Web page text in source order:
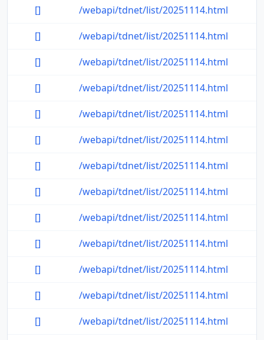
[]
/webapi/tdnet/list/20251114.html
[]
/webapi/tdnet/list/20251114.html
[]
/webapi/tdnet/list/20251114.html
[]
/webapi/tdnet/list/20251114.html
[]
/webapi/tdnet/list/20251114.html
[]
/webapi/tdnet/list/20251114.html
[]
/webapi/tdnet/list/20251114.html
[]
/webapi/tdnet/list/20251114.html
[]
/webapi/tdnet/list/20251114.html
[]
/webapi/tdnet/list/20251114.html
[]
/webapi/tdnet/list/20251114.html
[]
/webapi/tdnet/list/20251114.html
[]
/webapi/tdnet/list/20251114.html